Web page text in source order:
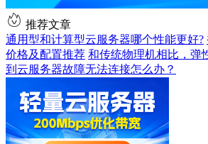
推荐文章
通用型和计算型云服务器哪个性能更好?
价格及配置推荐 和传统物理机相比，弹
到云服务器故障无法连接怎么办？